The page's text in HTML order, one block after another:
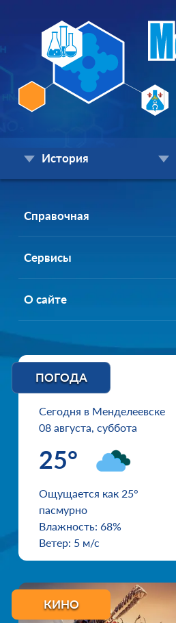
История
Справочная
Сервисы
О сайте
ПОГОДА
Сегодня в Менделеевске
08 августа, суббота
25°
Ощущается как 25°
пасмурно
Влажность: 68%
Ветер: 5 м/с
КИНО